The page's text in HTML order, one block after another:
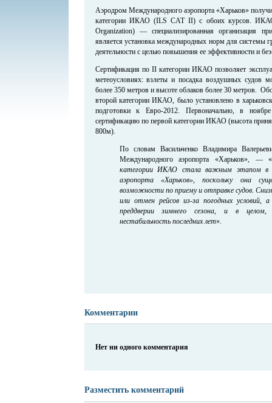
Аэродром Международного аэропорта «Харьков»
категории ИКАО (ILS CAT II) с обоих курсов.
Organization) — специализированная организация
является установка международных норм для системы
деятельности с целью повышения ее эффективности и
Сертификация по II категории ИКАО позволяет
метеоусловиях: взлеты и посадка воздушных судов
более 350 метров и высоте облаков более 30 метров.
второй категории ИКАО, было установлено в
подготовки к Евро-2012. Первоначально, в
сертификацию по первой категории ИКАО (высота
800м).
По словам Васильченко Владимира
Международного аэропорта «Харьков», — «
категории ИКАО стала важным этапом в
аэропорта «Харьков», поскольку она
возможности по приему и отправке судов.
или отмен рейсов из-за погодных условий,
преддверии зимнего сезона, и в целом,
нестабильность последних лет».
Комментарии
Нет ни одного комментария
Разместить комментарий